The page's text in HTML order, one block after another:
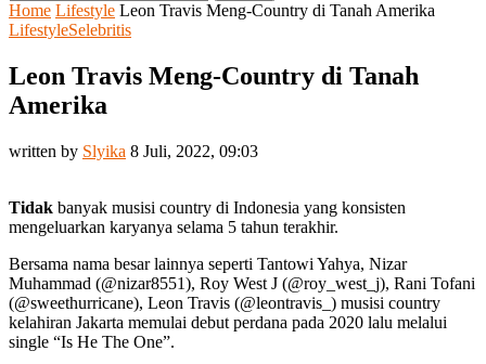
Home Lifestyle Leon Travis Meng-Country di Tanah Amerika
LifestyleSelebritis
Leon Travis Meng-Country di Tanah
Amerika
written by Slyika 8 Juli, 2022, 09:03
Tidak banyak musisi country di Indonesia yang konsisten
mengeluarkan karyanya selama 5 tahun terakhir.
Bersama nama besar lainnya seperti Tantowi Yahya, Nizar
Muhammad (@nizar8551), Roy West J (@roy_west_j), Rani Tofani
(@sweethurricane), Leon Travis (@leontravis_) musisi country
kelahiran Jakarta memulai debut perdana pada 2020 lalu melalui
single “Is He The One”.